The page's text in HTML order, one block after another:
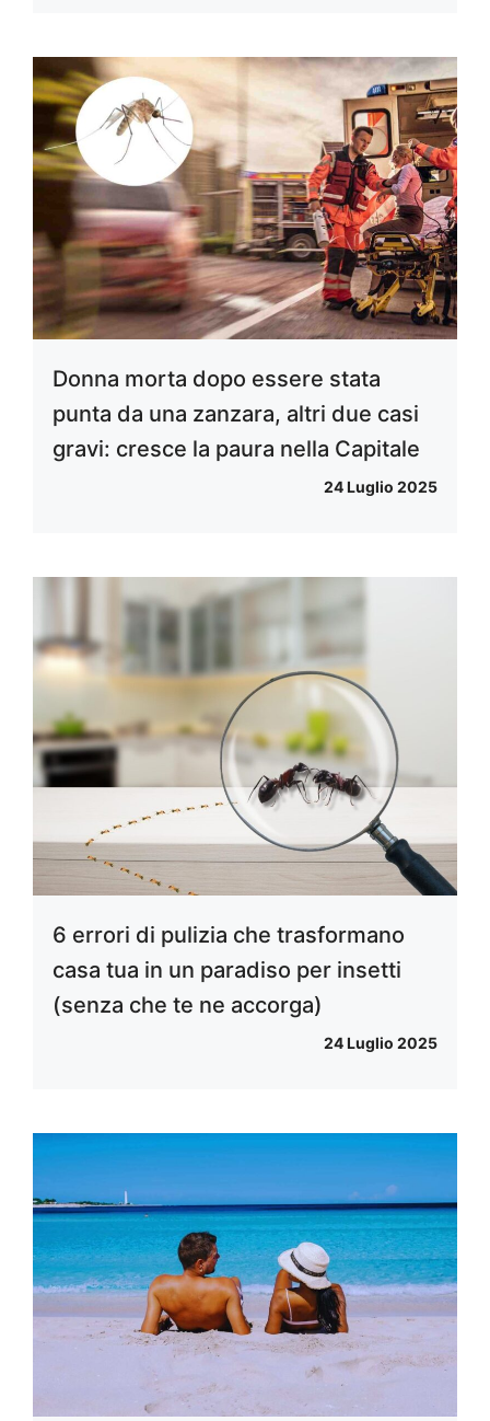
Donna morta dopo essere stata
punta da una zanzara, altri due casi
gravi: cresce la paura nella Capitale
24 Luglio 2025
6 errori di pulizia che trasformano
casa tua in un paradiso per insetti
(senza che te ne accorga)
24 Luglio 2025